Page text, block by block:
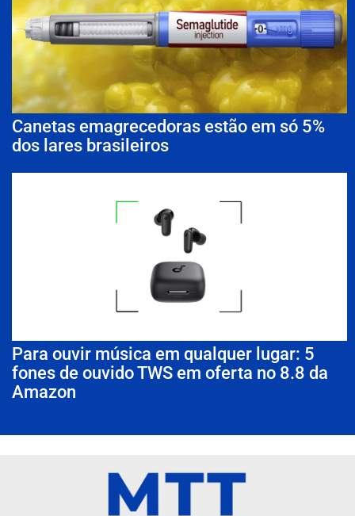
Canetas emagrecedoras estão em só 5%
dos lares brasileiros
Para ouvir música em qualquer lugar: 5
fones de ouvido TWS em oferta no 8.8 da
Amazon